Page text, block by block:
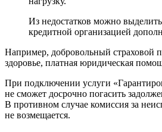
Из недостатков можно
кредитной организацией
Например, добровольный страховой
здоровье, платная юридическая
При подключении услуги
не сможет досрочно погасить
В противном случае комиссия за
не возмещается.